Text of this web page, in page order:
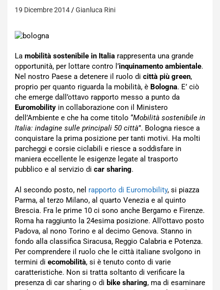
19 Dicembre 2014 Gianluca Rini
La mobilità sostenibile in Italia rappresenta una grande
opportunità, per lottare contro l’inquinamento ambientale.
Nel nostro Paese a detenere il ruolo di città più green,
proprio per quanto riguarda la mobilità, è Bologna. E’ ciò
che emerge dall’ottavo rapporto messo a punto da
Euromobility in collaborazione con il Ministero
dell’Ambiente e che ha come titolo “Mobilità sostenibile in
Italia: indagine sulle principali 50 città”. Bologna riesce a
conquistare la prima posizione per tanti motivi. Ha molti
parcheggi e corsie ciclabili e riesce a soddisfare in
maniera eccellente le esigenze legate al trasporto
pubblico e al servizio di car sharing.
Al secondo posto, nel rapporto di Euromobility, si piazza
Parma, al terzo Milano, al quarto Venezia e al quinto
Brescia. Fra le prime 10 ci sono anche Bergamo e Firenze.
Roma ha raggiunto la 24esima posizione. All’ottavo posto
Padova, al nono Torino e al decimo Genova. Stanno in
fondo alla classifica Siracusa, Reggio Calabria e Potenza.
Per comprendere il ruolo che le città italiane svolgono in
termini di ecomobilità, si è tenuto conto di varie
caratteristiche. Non si tratta soltanto di verificare la
presenza di car sharing o di bike sharing, ma di esaminare